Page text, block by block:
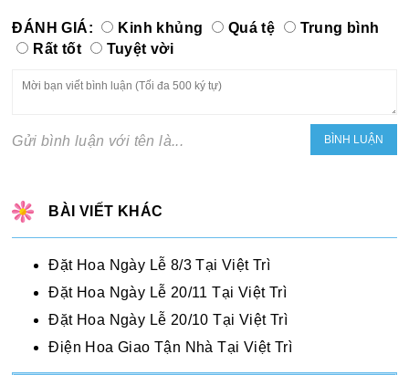
ĐÁNH GIÁ: Kinh khủng Quá tệ
Trung bình
Rất tốt
Tuyệt vời
Gửi bình luận với tên là...
BÀI VIẾT KHÁC
Đặt Hoa Ngày Lễ 8/3 Tại Việt Trì
Đặt Hoa Ngày Lễ 20/11 Tại Việt Trì
Đặt Hoa Ngày Lễ 20/10 Tại Việt Trì
Điện Hoa Giao Tận Nhà Tại Việt Trì